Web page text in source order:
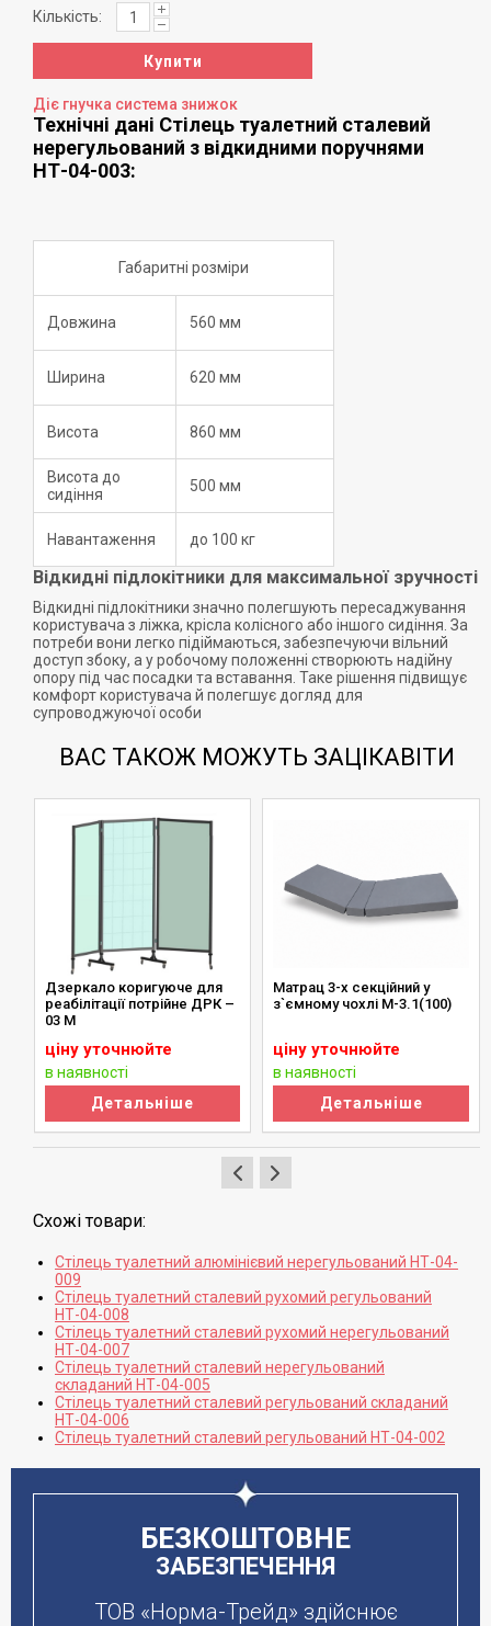
Кількість:
Купити
Діє гнучка система знижок
Технічні дані Стілець туалетний сталевий
нерегульований з відкидними поручнями
НТ-04-003:
Габаритні розміри
Довжина 560 мм
Ширина 620 мм
Висота 860 мм
Висота до
сидіння
500 мм
Навантаження до 100 кг
Відкидні підлокітники для максимальної зручності
Відкидні підлокітники значно полегшують пересаджування
користувача з ліжка, крісла колісного або іншого сидіння. За
потреби вони легко підіймаються, забезпечуючи вільний
доступ збоку, а у робочому положенні створюють надійну
опору під час посадки та вставання. Таке рішення підвищує
комфорт користувача й полегшує догляд для
супроводжуючої особи
ВАС ТАКОЖ МОЖУТЬ ЗАЦІКАВІТИ
Дзеркало коригуюче для
реабілітації потрійне ДРК –
03 М
ціну уточнюйте
в наявності
Детальніше
Матрац 3-x секційний у
з`ємному чохлі М-3.1(100)
ціну уточнюйте
в наявності
Детальніше
Схожі товари:
Стілець туалетний алюмінієвий нерегульований НТ-04-
009
Стілець туалетний сталевий рухомий регульований
НТ-04-008
Стілець туалетний сталевий рухомий нерегульований
НТ-04-007
Стілець туалетний сталевий нерегульований
складаний НТ-04-005
Стілець туалетний сталевий регульований складаний
НТ-04-006
Стілець туалетний сталевий регульований НТ-04-002
БЕЗКОШТОВНЕ
ЗАБЕЗПЕЧЕННЯ
ТОВ «Норма-Трейд» здійснює